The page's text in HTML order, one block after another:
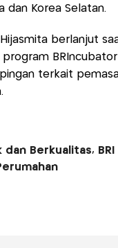
dan Korea Selatan.
berlanjut
terkait
dan Berkualitas,